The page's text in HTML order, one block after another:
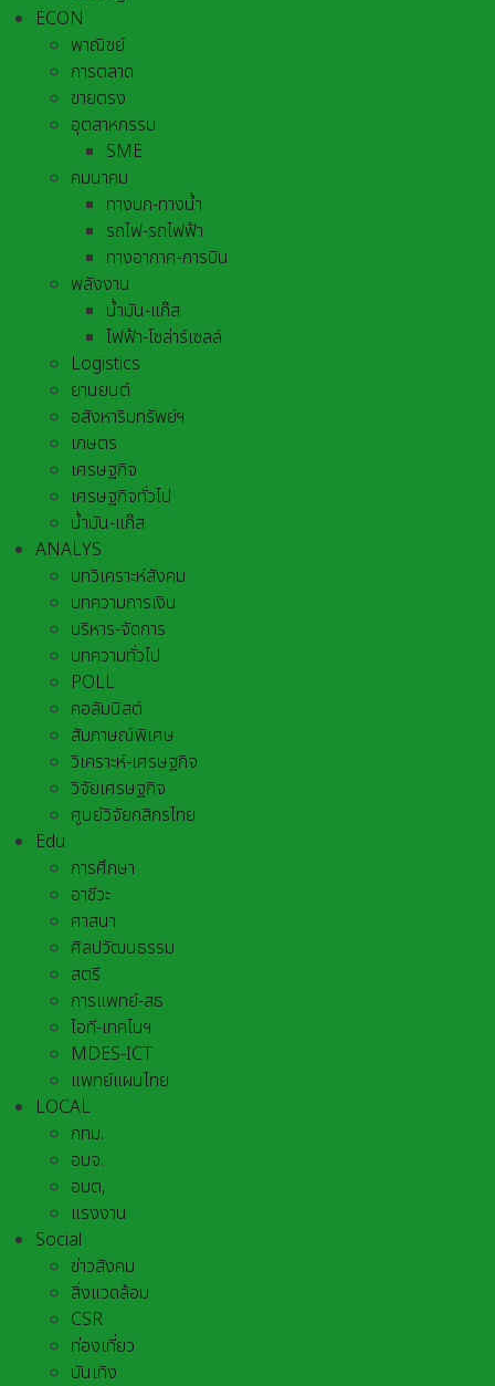
ECON
พาณิชย์
การตลาด
ขายตรง
อุตสาหกรรม
SME
คมนาคม
ทางบก-ทางน้ำ
รถไฟ-รถไฟฟ้า
ทางอากาศ-การบิน
พลังงาน
น้ำมัน-แก๊ส
ไฟฟ้า-โซล่าร์เซลล์
Logistics
ยานยนต์
อสังหาริมทรัพย์ฯ
เกษตร
เศรษฐกิจ
เศรษฐกิจทั่วไป
น้ำมัน-แก๊ส
ANALYS
บทวิเคราะห์สังคม
บทความการเงิน
บริหาร-จัดการ
บทความทั่วไป
POLL
คอลัมนิสต์
สัมภาษณ์พิเศษ
วิเคราะห์-เศรษฐกิจ
วิจัยเศรษฐกิจ
ศูนย์วิจัยกสิกรไทย
Edu
การศึกษา
อาชีวะ
ศาสนา
ศิลปวัฒนธรรม
สตรี
การแพทย์-สธ
ไอที-เทคโนฯ
MDES-ICT
แพทย์แผนไทย
LOCAL
กทม.
อบจ.
อบต,
แรงงาน
Social
ข่าวสังคม
สิ่งแวดล้อม
CSR
ท่องเที่ยว
บันเทิง